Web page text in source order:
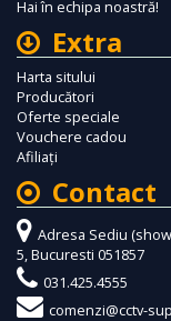
Hai în echipa noastră!
Extra
Harta sitului
Producători
Oferte speciale
Vouchere cadou
Afiliaţi
Contact
Adresa Sediu
5, Bucuresti 051857
031.425.4555
comenzi@cctv-